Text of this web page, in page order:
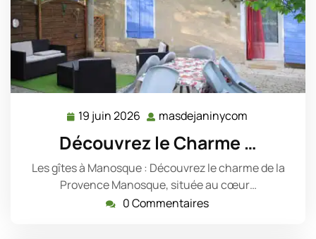
19 juin 2026 19
juin
2026
masdejaninycom
Découvrez le Charme …
Les gîtes à Manosque : Découvrez le charme de la
Provence Manosque, située au cœur…
0 Commentaires